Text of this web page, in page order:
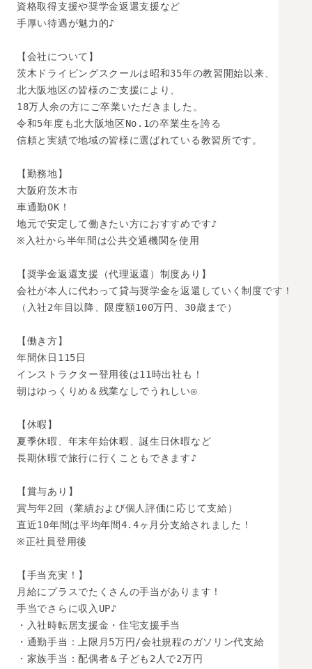
資格取得支援や奨学金返還支援など
手厚い待遇が魅力的♪
【会社について】
茨木ドライビングスクールは昭和35年の教習開始以来、
北大阪地区の皆様のご支援により、
18万人余の方にご卒業いただきました。
令和5年度も北大阪地区No.1の卒業生を誇る
信頼と実績で地域の皆様に選ばれている教習所です。
【勤務地】
大阪府茨木市
車通勤OK！
地元で安定して働きたい方におすすめです♪
※入社から半年間は公共交通機関を使用
【奨学金返還支援（代理返還）制度あり】
会社が本人に代わって貸与奨学金を返還していく制度です！
（入社2年目以降、限度額100万円、30歳まで）
【働き方】
年間休日115日
インストラクター登用後は11時出社も！
朝はゆっくりめ＆残業なしでうれしい◎
【休暇】
夏季休暇、年末年始休暇、誕生日休暇など
長期休暇で旅行に行くこともできます♪
【賞与あり】
賞与年2回（業績および個人評価に応じて支給）
直近10年間は平均年間4.4ヶ月分支給されました！
※正社員登用後
【手当充実！】
月給にプラスでたくさんの手当があります！
手当でさらに収入UP♪
・入社時転居支援金・住宅支援手当
・通勤手当：上限月5万円/会社規程のガソリン代支給
・家族手当：配偶者＆子ども2人で2万円